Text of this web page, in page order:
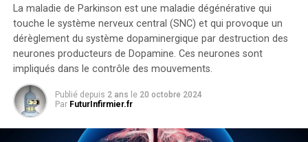
La maladie de Parkinson est une maladie dégénérative qui
touche le système nerveux central (SNC) et qui provoque un
dérèglement du système dopaminergique par destruction des
neurones producteurs de Dopamine. Ces neurones sont
impliqués dans le contrôle des mouvements.
Publié depuis 2 ans le 20 octobre 2024
Par FuturInfirmier.fr